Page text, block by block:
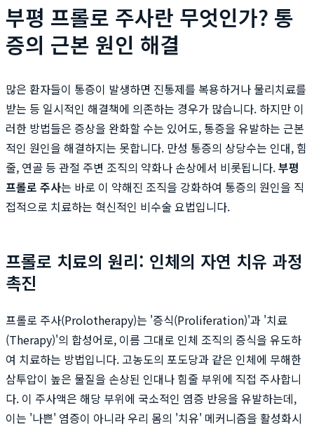
부평 프롤로 주사란 무엇인가? 통
증의 근본 원인 해결
많은 환자들이 통증이 발생하면 진통제를 복용하거나 물리치료를
받는 등 일시적인 해결책에 의존하는 경우가 많습니다. 하지만 이
러한 방법들은 증상을 완화할 수는 있어도, 통증을 유발하는 근본
적인 원인을 해결하지는 못합니다. 만성 통증의 상당수는 인대, 힘
줄, 연골 등 관절 주변 조직의 약화나 손상에서 비롯됩니다.부평
프롤로 주사는 바로 이 약해진 조직을 강화하여 통증의 원인을 직
접적으로 치료하는 혁신적인 비수술 요법입니다.
프롤로 치료의 원리: 인체의 자연 치유 과정
촉진
프롤로 주사(Prolotherapy)는 '증식(Proliferation)'과 '치료
(Therapy)'의 합성어로, 이름 그대로 인체 조직의 증식을 유도하
여 치료하는 방법입니다. 고농도의 포도당과 같은 인체에 무해한
삼투압이 높은 물질을 손상된 인대나 힘줄 부위에 직접 주사합니
다. 이 주사액은 해당 부위에 국소적인 염증 반응을 유발하는데,
이는 '나쁜' 염증이 아니라 우리 몸의 '치유' 메커니즘을 활성화시